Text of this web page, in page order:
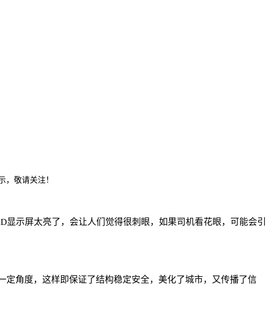
，敬请关注！
示屏太亮了，会让人们觉得很刺眼，如果司机看花眼，可能会引
角度，这样即保证了结构稳定安全，美化了城市，又传播了信